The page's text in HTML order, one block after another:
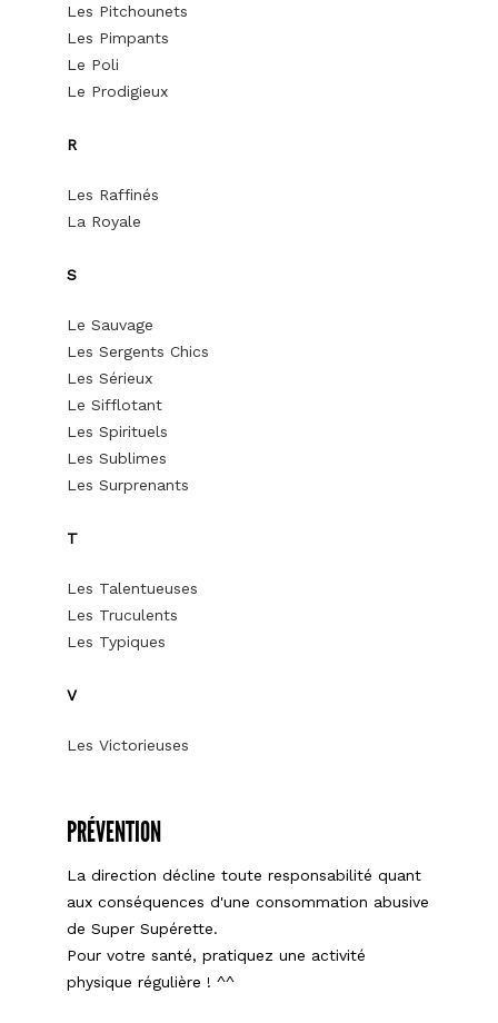
Les Pitchounets
Les Pimpants
Le Poli
Le Prodigieux
R
Les Raffinés
La Royale
S
Le Sauvage
Les Sergents Chics
Les Sérieux
Le Sifflotant
Les Spirituels
Les Sublimes
Les Surprenants
T
Les Talentueuses
Les Truculents
Les Typiques
V
Les Victorieuses
PRÉVENTION
La direction décline toute responsabilité quant
aux conséquences d'une consommation abusive
de Super Supérette.
Pour votre santé, pratiquez une activité
physique régulière ! ^^